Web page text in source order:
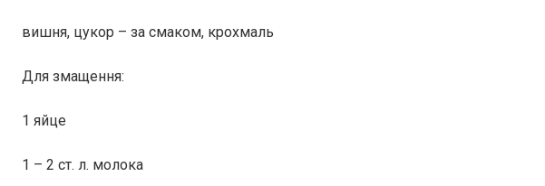
вишня, цукор – за смаком, крохмаль
Для змащення:
1 яйце
1 – 2 ст. л. молока